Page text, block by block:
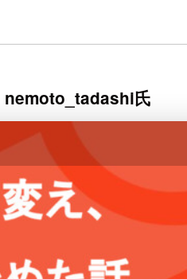
nemoto_tadashi氏